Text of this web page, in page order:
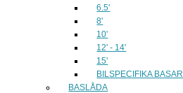
6.5'
8'
10'
12' - 14'
15'
BILSPECIFIKA BASAR
BASLÅDA